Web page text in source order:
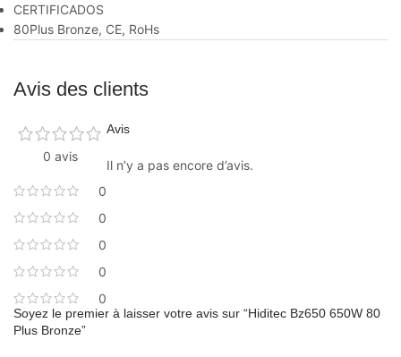
CERTIFICADOS
80Plus Bronze, CE, RoHs
Avis des clients
0 avis
0
0
0
0
0
Avis
Il n’y a pas encore d’avis.
Soyez le premier à laisser votre avis sur “Hiditec Bz650 650W 80
Plus Bronze”